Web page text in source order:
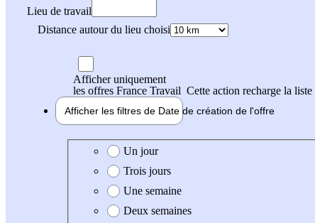
Lieu de travail
Distance autour du lieu choisi
Afficher uniquement
les offres France Travail Cette action recharge la liste
Afficher les filtres de Date de création de l'offre
Date de création de l'offre
Un jour
Trois jours
Une semaine
Deux semaines